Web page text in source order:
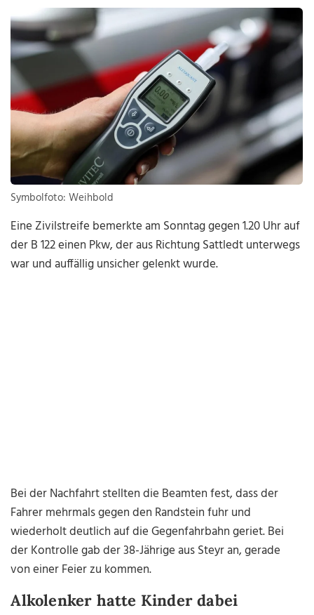
Symbolfoto: Weihbold
Eine Zivilstreife bemerkte am Sonntag gegen 1.20 Uhr auf
der B 122 einen Pkw, der aus Richtung Sattledt unterwegs
war und auffällig unsicher gelenkt wurde.
Bei der Nachfahrt stellten die Beamten fest, dass der
Fahrer mehrmals gegen den Randstein fuhr und
wiederholt deutlich auf die Gegenfahrbahn geriet. Bei
der Kontrolle gab der 38-Jährige aus Steyr an, gerade
von einer Feier zu kommen.
Alkolenker hatte Kinder dabei